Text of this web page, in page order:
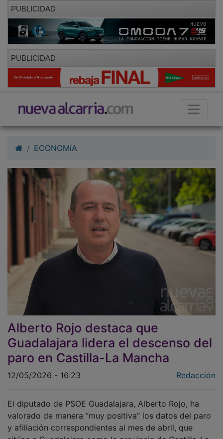
PUBLICIDAD
PUBLICIDAD
Alberto Rojo destaca que
Guadalajara lidera el descenso del
paro en Castilla-La Mancha
valorado de manera “muy positiva” los datos del paro
y afiliación correspondientes al mes de abril, que
sitúan a Guadalajara como la provincia de Castilla-La